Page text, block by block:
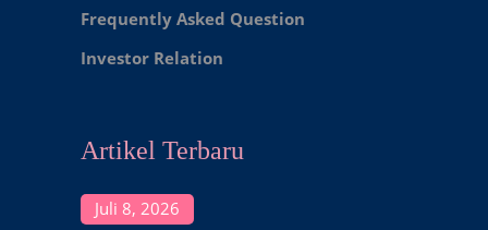
Frequently Asked Question
Investor Relation
Artikel Terbaru
Juli 8, 2026